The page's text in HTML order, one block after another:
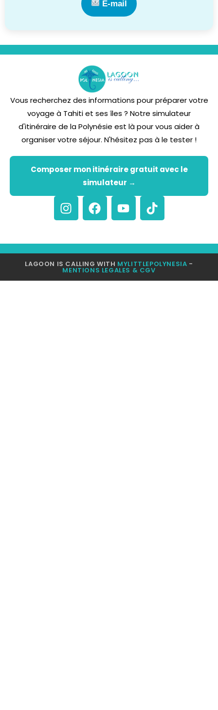
E-mail
Vous recherchez des informations pour préparer votre
voyage à Tahiti et ses îles ? Notre simulateur
d'itinéraire de la Polynésie est là pour vous aider à
organiser votre séjour. N'hésitez pas à le tester !
Composer mon itinéraire gratuit avec le
simulateur →
LAGOON IS CALLING WITH MYLITTLEPOLYNESIA -
MENTIONS LEGALES & CGV